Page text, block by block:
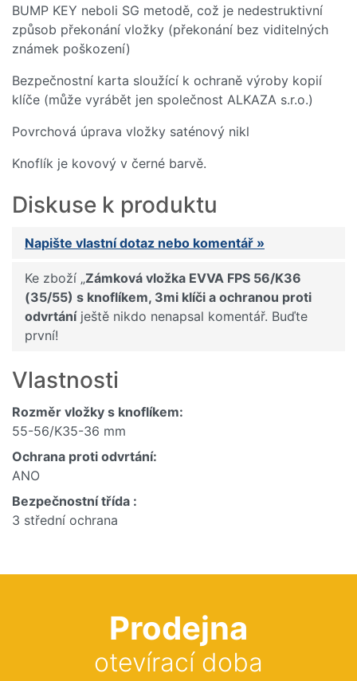
BUMP KEY neboli SG metodě, což je nedestruktivní
způsob překonání vložky (překonání bez viditelných
známek poškození)
Bezpečnostní karta sloužící k ochraně výroby kopií
klíče (může vyrábět jen společnost ALKAZA s.r.o.)
Povrchová úprava vložky saténový nikl
Knoflík je kovový v černé barvě.
Diskuse k produktu
Napište vlastní dotaz nebo komentář »
Ke zboží „Zámková vložka EVVA FPS 56/K36
(35/55) s knoflíkem, 3mi klíči a ochranou proti
odvrtáníještě nikdo nenapsal komentář. Buďte
první!
Vlastnosti
Rozměr vložky s knoflíkem:
55-56/K35-36 mm
Ochrana proti odvrtání:
ANO
Bezpečnostní třída :
3 střední ochrana
Prodejna
otevírací doba